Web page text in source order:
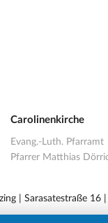
Carolinenkirche
Evang.-Luth. Pfarramt
Pfarrer Matthias
| Sarasatestraße